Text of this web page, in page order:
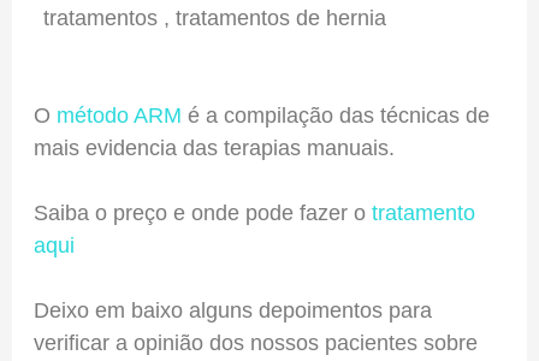
tratamentos , tratamentos de hernia
O método ARM é a compilação das técnicas de
mais evidencia das terapias manuais.
Saiba o preço e onde pode fazer otratamento
aqui
Deixo em baixo alguns depoimentos para
verificar a opinião dos nossos pacientes sobre